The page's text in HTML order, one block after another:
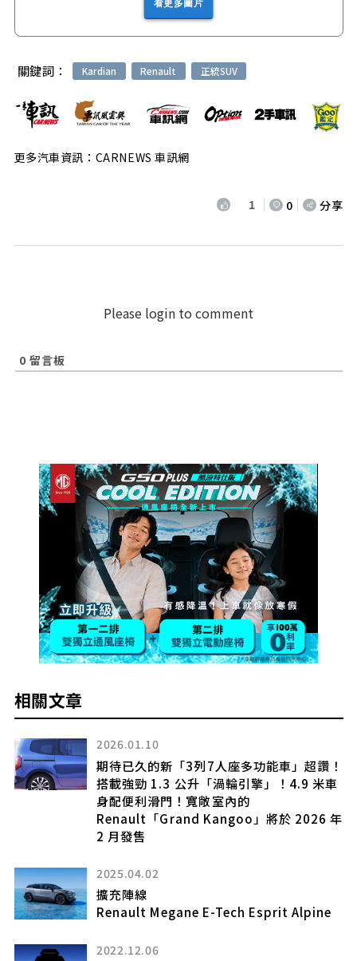
看更多圖片
關鍵詞： Kardian Renault 正統SUV
更多汽車資訊：CARNEWS 車訊網
1 0 分享
Please login to comment
0 留言板
相關文章
2026.01.10
期待已久的新「3列7人座多功能車」超讚！
搭載強勁 1.3 公升「渦輪引擎」！4.9 米車
身配便利滑門！寬敞室內的
Renault「Grand Kangoo」將於 2026 年
2 月發售
2025.04.02
擴充陣線
Renault Megane E-Tech Esprit Alpine
2022.12.06